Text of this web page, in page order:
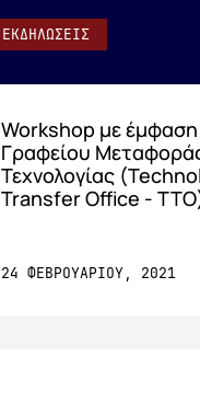
ΕΚΔΗΛΩΣΕΙΣ
Workshop με
Γραφείου
Τεχνολογίας
Transfer Office -
24 ΦΕΒΡΟΥΑΡΙΟΥ, 2021